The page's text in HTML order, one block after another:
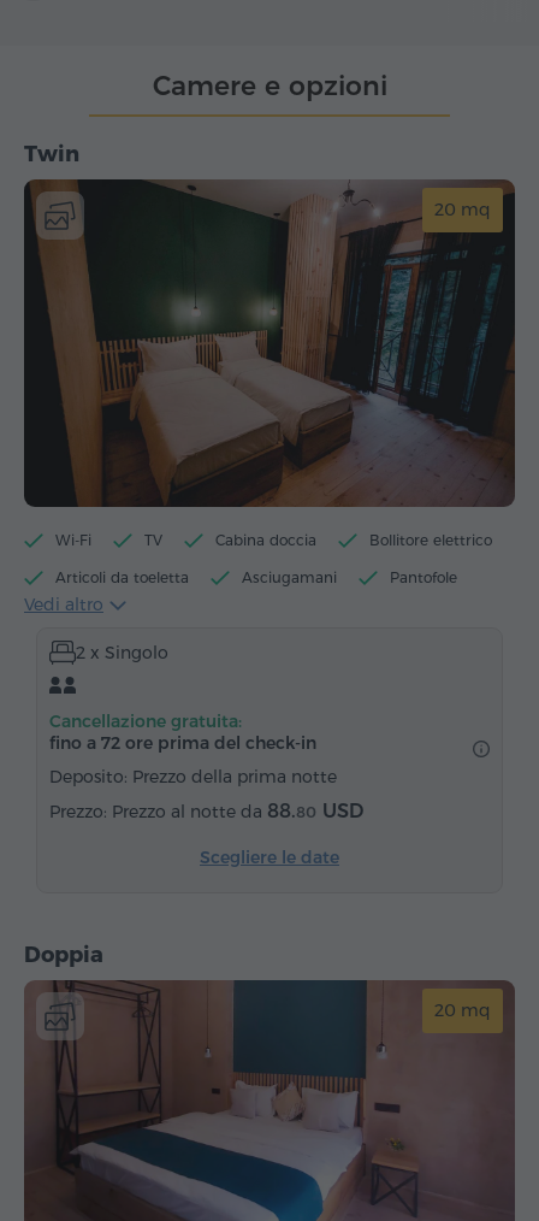
Twin
20 mq
Wi-Fi TV Cabina doccia Bollitore elettrico
Articoli da toeletta Asciugamani Pantofole
Asciugacapelli
Armadio/Guardaroba
Servizio sveglia
Pavimenti in parquet
Vedi altro
2 x Singolo
Cancellazione gratuita:
fino a 72 ore prima del check‑in
Deposito: Prezzo della prima notte
Prezzo al notte da 88.80 USD
Scegliere le date
Doppia
20 mq
Camere e opzioni